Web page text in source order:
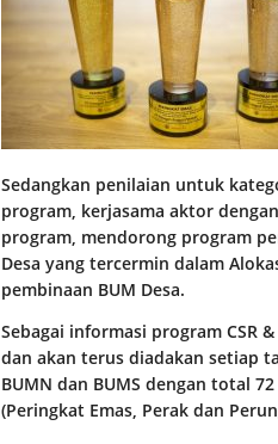
Sedangkan penilaian untuk
program, kerjasama aktor
program, mendorong program
Desa yang tercermin dalam
pembinaan BUM Desa.
Sebagai informasi program CSR
dan akan terus diadakan setiap
BUMN dan BUMS dengan total
(Peringkat Emas, Perak dan